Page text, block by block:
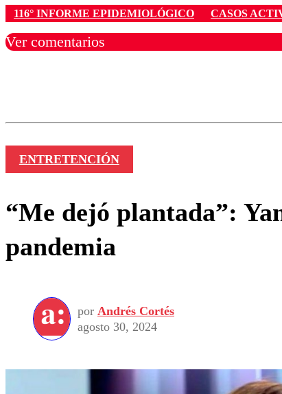
116° INFORME EPIDEMIOLÓGICO CASOS
Ver comentarios
ENTRETENCIÓN
“Me dejó plantada”:
pandemia
por Andrés Cortés
agosto 30, 2024